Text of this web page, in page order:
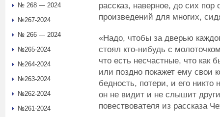
рассказ, наверное, до сих
произведений для многих,
«Надо, чтобы за дверью
стоял кто-нибудь с
что есть несчастные, что как
или поздно покажет ему свои
бедность, потери, и его
он не видит и не слышит
повествователя из рассказа
№ 268 — 2024
№267-2024
№ 266 — 2024
№265-2024
№264-2024
№263-2024
№262-2024
№261-2024